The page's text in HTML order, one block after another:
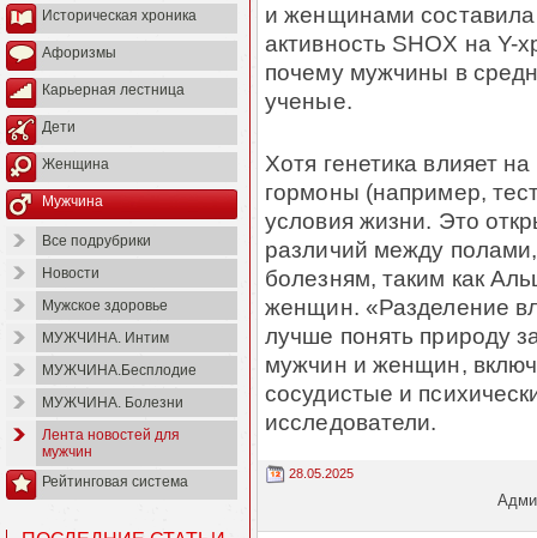
Историческая хроника
Афоризмы
Карьерная лестница
Дети
Женщина
Мужчина
Все подрубрики
Новости
Мужское здоровье
МУЖЧИНА. Интим
МУЖЧИНА.Бесплодие
МУЖЧИНА. Болезни
Лента новостей для
мужчин
Рейтинговая система
и женщинами
активность SHOX на Y-
почему мужчины в
ученые.
Хотя генетика влияет
гормоны (например,
условия жизни. Это
различий между
болезням, таким как
женщин. «Разделение
лучше понять природу
мужчин и женщин,
сосудистые и
исследователи.
28.05.2025